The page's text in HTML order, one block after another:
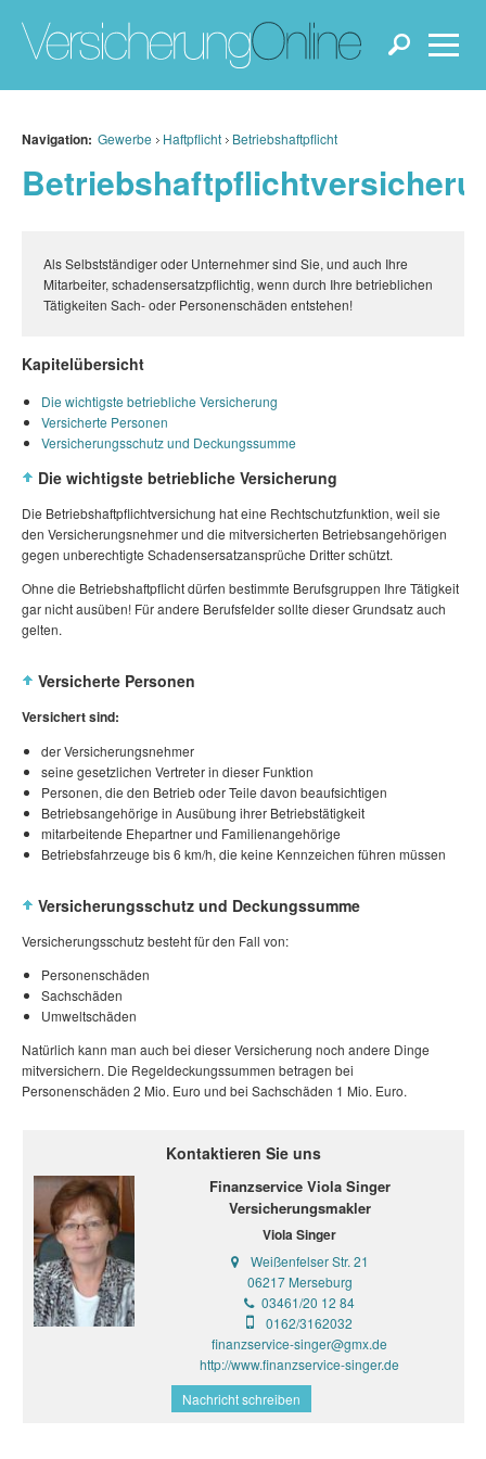
Navigation: Gewerbe Haftpflicht Betriebshaftpflicht
Als Selbstständiger oder Unternehmer sind Sie, und auch Ihre
Mitarbeiter, schadensersatzpflichtig, wenn durch Ihre betrieblichen
Tätigkeiten Sach- oder Personenschäden entstehen!
Kapitelübersicht
Die wichtigste betriebliche Versicherung
Versicherte Personen
Versicherungsschutz und Deckungssumme
Die wichtigste betriebliche Versicherung
Die Betriebshaftpflichtversichung hat eine Rechtschutzfunktion, weil sie
den Versicherungsnehmer und die mitversicherten Betriebsangehörigen
gegen unberechtigte Schadensersatzansprüche Dritter schützt.
Ohne die Betriebshaftpflicht dürfen bestimmte Berufsgruppen Ihre Tätigkeit
gar nicht ausüben! Für andere Berufsfelder sollte dieser Grundsatz auch
gelten.
Versicherte Personen
Versichert sind:
der Versicherungsnehmer
seine gesetzlichen Vertreter in dieser Funktion
Personen, die den Betrieb oder Teile davon beaufsichtigen
Betriebsangehörige in Ausübung ihrer Betriebstätigkeit
mitarbeitende Ehepartner und Familienangehörige
Betriebsfahrzeuge bis6 km/h, die keine Kennzeichen führen müssen
Versicherungsschutz und Deckungssumme
Versicherungsschutz besteht für den Fall von:
Personenschäden
Sachschäden
Umweltschäden
Natürlich kann man auch bei dieser Versicherung noch andere Dinge
mitversichern. Die Regeldeckungssummen betragen bei
Personenschäden 2 Mio. Euro und bei Sachschäden 1 Mio. Euro.
Kontaktieren Sie uns
Finanzservice Viola Singer
Versicherungsmakler
Viola Singer
Weißenfelser Str. 21
06217 Merseburg
03461/20 12 84
0162/3162032
finanzservice-singer@gmx.de
http://www.finanzservice-singer.de
Nachricht schreiben